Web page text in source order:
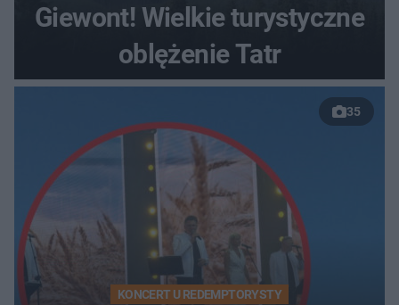
Giewont! Wielkie turystyczne
oblężenie Tatr
35
KONCERT U REDEMPTORYSTY